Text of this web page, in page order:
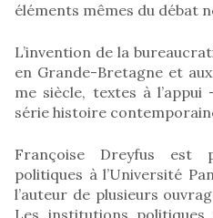
éléments mêmes du débat
L’invention de la
en Grande-Bretagne et
me siècle, textes à
série histoire
Françoise Dreyfus est
politiques à l’Université
l’auteur de plusieurs
Les institutions